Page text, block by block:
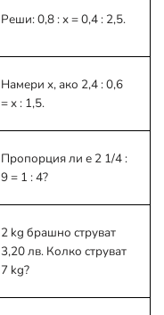
Реши: 0,8 : x = 0,4 : 2,5.
Намери x, ако 2,4 : 0,6
= x : 1,5.
Пропорция ли е 2 1/4 :
9 = 1 : 4?
2 kg брашно струват
3,20 лв. Колко струват
7 kg?